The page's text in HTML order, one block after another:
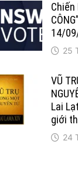
Chiến
14/
25
VŨ
Lai
giới
24